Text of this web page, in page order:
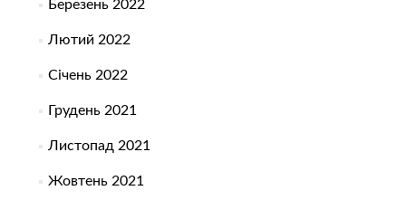
Березень 2022
Лютий 2022
Січень 2022
Грудень 2021
Листопад 2021
Жовтень 2021